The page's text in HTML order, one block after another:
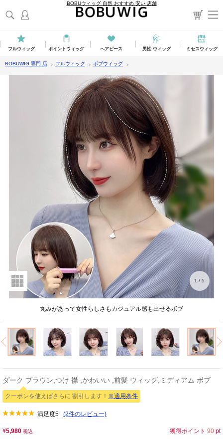
BOBUウィッグ 自然 おすすめ 安い 店舗
フルウィッグ ポイントウィッグ ヘアピース 男性 ウィッグ ミセスウィッグ
BOBUWIG 専門 店 フルウィッグ ボブウィッグ
丸みがあって女性らしさもカジュアル感も出せるボブ
1 /5
ダーク ブラウン,つけ 襟 ,かわいい ,前髪 ウィッグ,ミディアム ボブ
クーポンを使えばさらに 割引します！ ※適用条件
満足度5 (2件のレビュー)
¥5,980 税込 獲得ポイント 90 pt